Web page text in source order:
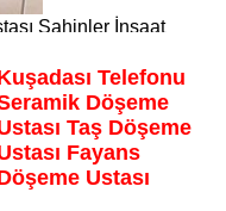
Şahinler İnşaat
gibi işleyen uzman
özel hizmet sunuyor
Telefonu
Döşeme
Taş Döşeme
Fayans
Ustası